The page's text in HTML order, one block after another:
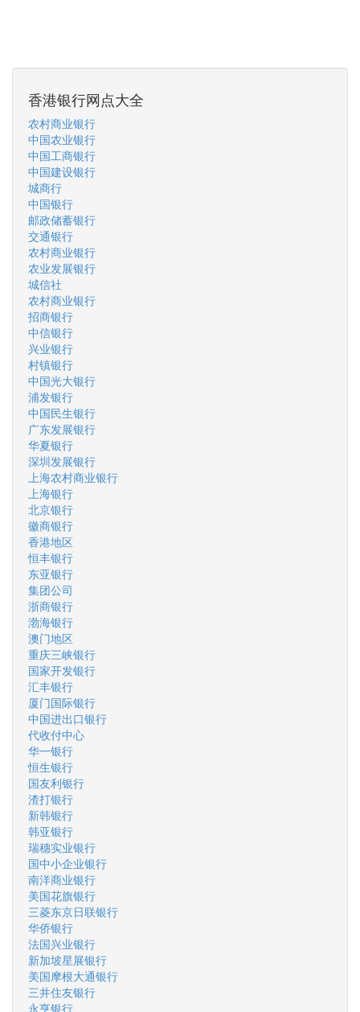
香港银行网点大全
农村商业银行
中国农业银行
中国工商银行
中国建设银行
城商行
中国银行
邮政储蓄银行
交通银行
农村商业银行
农业发展银行
城信社
农村商业银行
招商银行
中信银行
兴业银行
村镇银行
中国光大银行
浦发银行
中国民生银行
广东发展银行
华夏银行
深圳发展银行
上海农村商业银行
上海银行
北京银行
徽商银行
香港地区
恒丰银行
东亚银行
集团公司
浙商银行
渤海银行
澳门地区
重庆三峡银行
国家开发银行
汇丰银行
厦门国际银行
中国进出口银行
代收付中心
华一银行
恒生银行
国友利银行
渣打银行
新韩银行
韩亚银行
瑞穗实业银行
国中小企业银行
南洋商业银行
美国花旗银行
三菱东京日联银行
华侨银行
法国兴业银行
新加坡星展银行
美国摩根大通银行
三井住友银行
永亨银行